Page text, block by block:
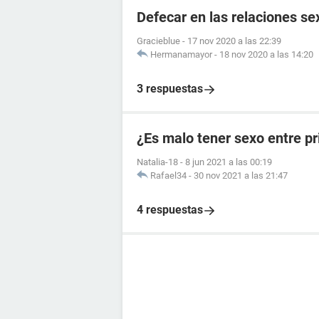
Defecar en las relaciones
Gracieblue - 17 nov 2020 a las 22:39
Hermanamayor - 18 nov 2020 a las 14:20
3 respuestas
¿Es malo tener sexo entre
Natalia-18 - 8 jun 2021 a las 00:19
Rafael34 - 30 nov 2021 a las 21:47
4 respuestas